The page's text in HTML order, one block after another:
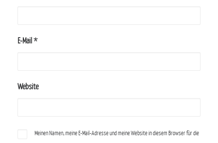
E-Mail *
Website
Meinen Namen, meine E-Mail-Adresse und meine Website in diesem Browser für die